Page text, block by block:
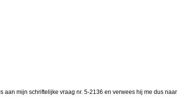
mijn schriftelijke vraag nr. 5-2136 en verwees hij me dus